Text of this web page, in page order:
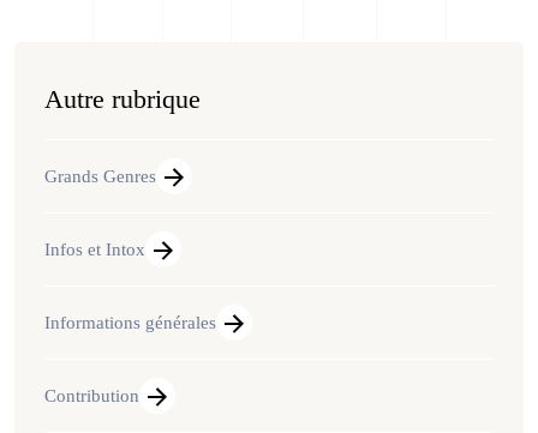
Autre rubrique
Grands Genres
Infos et Intox
Informations générales
Contribution